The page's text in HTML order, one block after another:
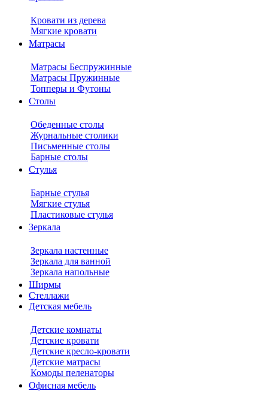
Кровати из дерева
Мягкие кровати
Матрасы
Матрасы Беспружинные
Матрасы Пружинные
Топперы и Футоны
Столы
Обеденные столы
Журнальные столики
Письменные столы
Барные столы
Стулья
Барные стулья
Мягкие стулья
Пластиковые стулья
Зеркала
Зеркала настенные
Зеркала для ванной
Зеркала напольные
Ширмы
Стеллажи
Детская мебель
Детские комнаты
Детские кровати
Детские кресло-кровати
Детские матрасы
Комоды пеленаторы
Офисная мебель